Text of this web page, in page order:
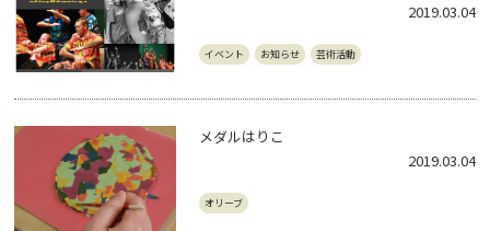
2019.03.04
イベント お知らせ 芸術活動
メダルはりこ
2019.03.04
オリーブ